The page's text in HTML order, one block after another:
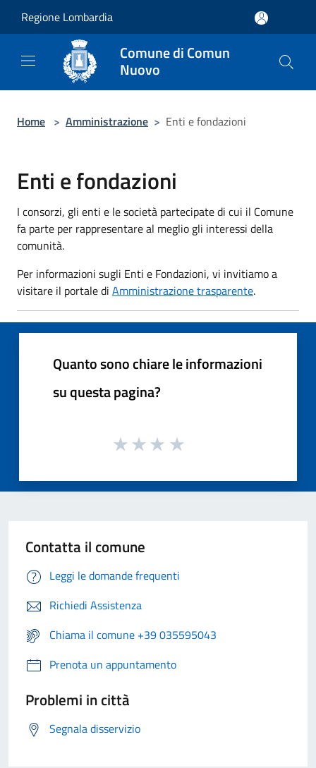
Regione Lombardia
Comune di Comun
Nuovo
Home > Amministrazione > Enti e fondazioni
Enti e fondazioni
I consorzi, gli enti e le società partecipate di cui il Comune
fa parte per rappresentare al meglio gli interessi della
comunità.
Per informazioni sugli Enti e Fondazioni, vi invitiamo a
visitare il portale di Amministrazione trasparente.
Quanto sono chiare le informazioni
su questa pagina?
Contatta il comune
Leggi le domande frequenti
Richiedi Assistenza
Chiama il comune +39 035595043
Prenota un appuntamento
Problemi in città
Segnala disservizio